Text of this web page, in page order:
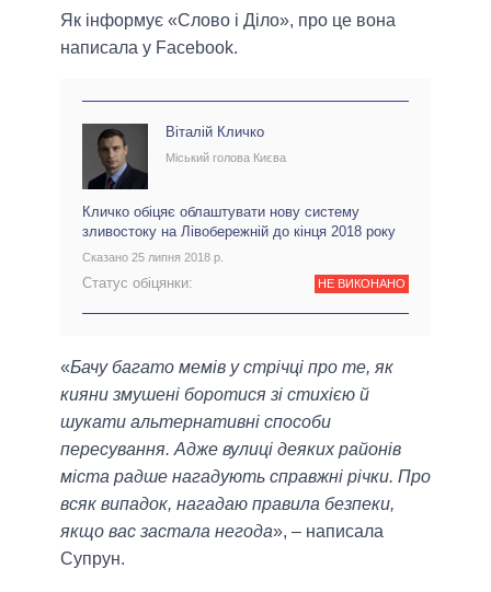
Як інформує «Слово і Діло», про це вона
написала у Facebook.
Віталій Кличко
Міський голова Києва
Кличко обіцяє облаштувати нову систему
зливостоку на Лівобережній до кінця 2018 року
Сказано 25 липня 2018 р.
Статус обіцянки: НЕ ВИКОНАНО
«Бачу багато мемів у стрічці про те, як
кияни змушені боротися зі стихією й
шукати альтернативні способи
пересування. Адже вулиці деяких районів
міста радше нагадують справжні річки. Про
всяк випадок, нагадаю правила безпеки,
якщо вас застала негода», – написала
Супрун.